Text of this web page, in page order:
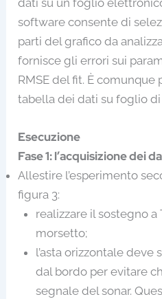
dati su un foglio
software consente di
parti del grafico da
fornisce gli errori sui
RMSE del fit. È comunque
tabella dei dati su foglio
Esecuzione
Fase 1: l’acquisizione dei
Allestire l’esperimento
figura 3:
realizzare il sostegno
morsetto;
l’asta orizzontale deve
dal bordo per evitare
segnale del sonar.